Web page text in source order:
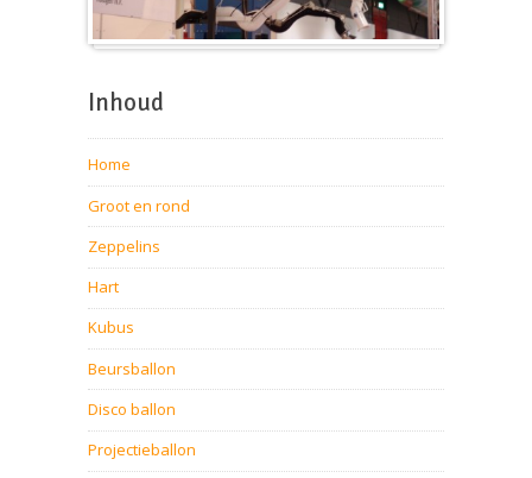
Inhoud
Home
Groot en rond
Zeppelins
Hart
Kubus
Beursballon
Disco ballon
Projectieballon